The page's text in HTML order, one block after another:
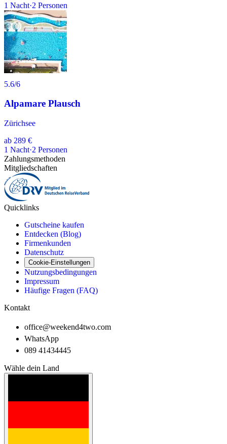
1 Nacht·2 Personen
5.6/6
Alpamare Plausch
Zürichsee
ab 289 €
1 Nacht·2 Personen
Zahlungsmethoden
Mitgliedschaften
Quicklinks
Gutscheine kaufen
Entdecken (Blog)
Firmenkunden
Datenschutz
Cookie-Einstellungen
Nutzungsbedingungen
Impressum
Häufige Fragen (FAQ)
Kontakt
office@weekend4two.com
WhatsApp
089 41434445
Wähle dein Land